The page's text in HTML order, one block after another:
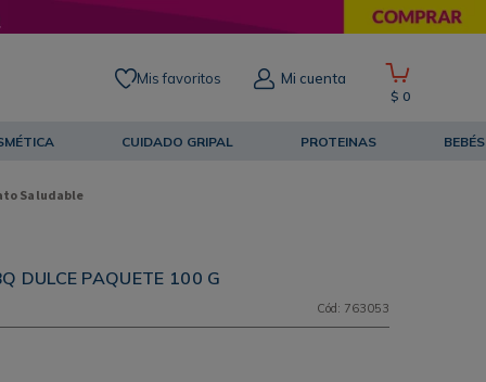
Mis favoritos Mi cuenta
$ 0
CUIDADO GRIPAL PROTEINAS BEBÉS
Saludable
DULCE PAQUETE 100 G
Cód : 763053